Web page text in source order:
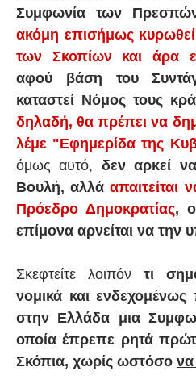
Συμφωνία των
ακόμη επισήμως
των Σκοπίων και άρα
αφού βάση του
καταστεί Νόμος τους
δηλαδή, θα πρέπει να
λέμε "Εφημερίδα της
όμως αυτό, δεν αρκεί
Βουλή, αλλάαπαιτείται
Πρόεδρο Δημοκρατίας, ο
επίμονα αρνείται να την
Σκεφτείτε λοιπόν τι
νομικά και ενδεχομένως
στην Ελλάδα μια
οποία έπρεπε ρητά
Σκόπια, χωρίς ωστόσο να